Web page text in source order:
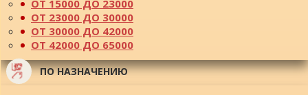
ОТ 15000 ДО 23000
ОТ 23000 ДО 30000
ОТ 30000 ДО 42000
ОТ 42000 ДО 65000
ПО НАЗНАЧЕНИЮ